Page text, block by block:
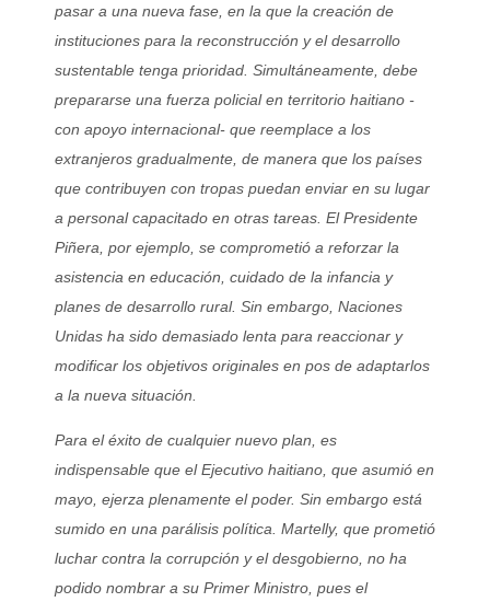
pasar a una nueva fase, en la que la creación de
instituciones para la reconstrucción y el desarrollo
sustentable tenga prioridad. Simultáneamente, debe
prepararse una fuerza policial en territorio haitiano -
con apoyo internacional- que reemplace a los
extranjeros gradualmente, de manera que los países
que contribuyen con tropas puedan enviar en su lugar
a personal capacitado en otras tareas. El Presidente
Piñera, por ejemplo, se comprometió a reforzar la
asistencia en educación, cuidado de la infancia y
planes de desarrollo rural. Sin embargo, Naciones
Unidas ha sido demasiado lenta para reaccionar y
modificar los objetivos originales en pos de adaptarlos
a la nueva situación.
Para el éxito de cualquier nuevo plan, es
indispensable que el Ejecutivo haitiano, que asumió en
mayo, ejerza plenamente el poder. Sin embargo está
sumido en una parálisis política. Martelly, que prometió
luchar contra la corrupción y el desgobierno, no ha
podido nombrar a su Primer Ministro, pues el